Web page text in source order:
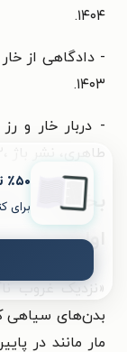
۱۴۰۴.‬
- دادگاهی از
- دربار خار و
طاهری،
بخشی از
اول)
«نزدیک غروب
بدن‌های سیاهی
مار مانند در
٪۵۰ تخفیف ویژۀ اولین خرید
برای